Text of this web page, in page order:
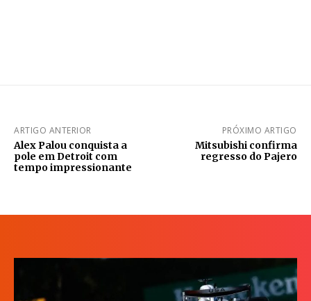
ARTIGO ANTERIOR
Alex Palou conquista a
pole em Detroit com
tempo impressionante
PRÓXIMO ARTIGO
Mitsubishi confirma
regresso do Pajero